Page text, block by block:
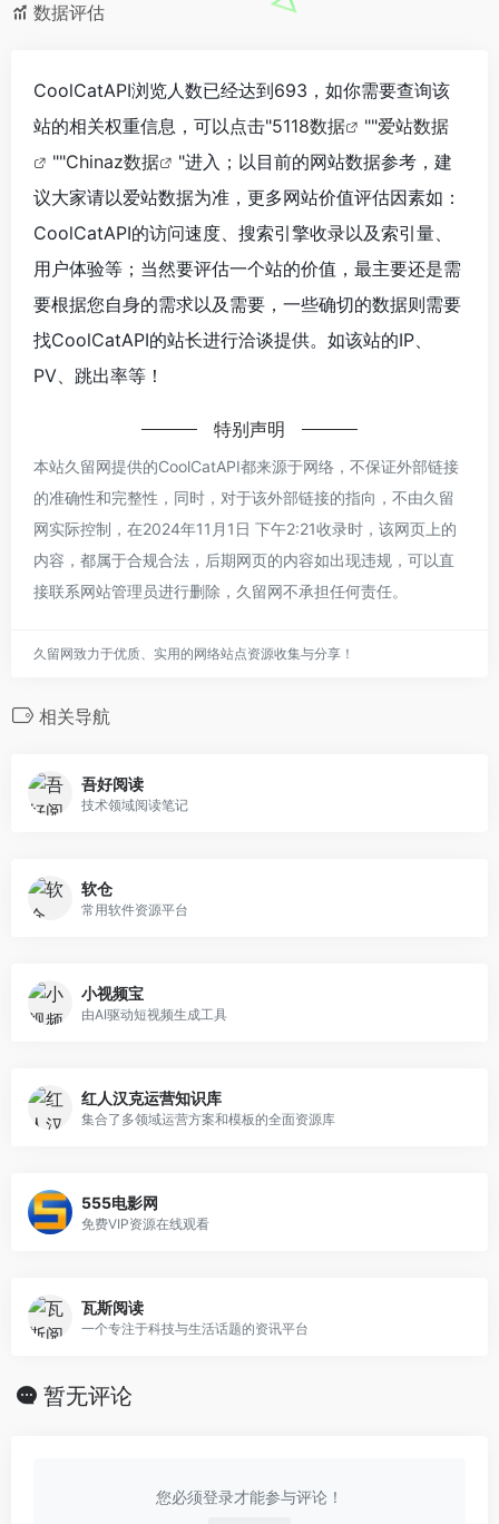
数据评估
CoolCatAPI浏览人数已经达到693，如你需要查询该
站的相关权重信息，可以点击"5118数据 ""爱站数据
""Chinaz数据
"进入；以目前的网站数据参考，建
议大家请以爱站数据为准，更多网站价值评估因素如：
CoolCatAPI的访问速度、搜索引擎收录以及索引量、
用户体验等；当然要评估一个站的价值，最主要还是需
要根据您自身的需求以及需要，一些确切的数据则需要
找CoolCatAPI的站长进行洽谈提供。如该站的IP、
PV、跳出率等！
特别声明
本站久留网提供的CoolCatAPI都来源于网络，不保证外部链接
的准确性和完整性，同时，对于该外部链接的指向，不由久留
网实际控制，在2024年11月1日 下午2:21收录时，该网页上的
内容，都属于合规合法，后期网页的内容如出现违规，可以直
接联系网站管理员进行删除，久留网不承担任何责任。
久留网致力于优质、实用的网络站点资源收集与分享！
相关导航
吾好阅读
技术领域阅读笔记
软仓
常用软件资源平台
小视频宝
由AI驱动短视频生成工具
红人汉克运营知识库
集合了多领域运营方案和模板的全面资源库
555电影网
免费VIP资源在线观看
瓦斯阅读
一个专注于科技与生活话题的资讯平台
暂无评论
您必须登录才能参与评论！